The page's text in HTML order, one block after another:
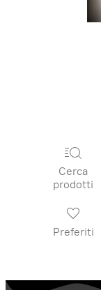
Cerca
prodotti
Preferiti